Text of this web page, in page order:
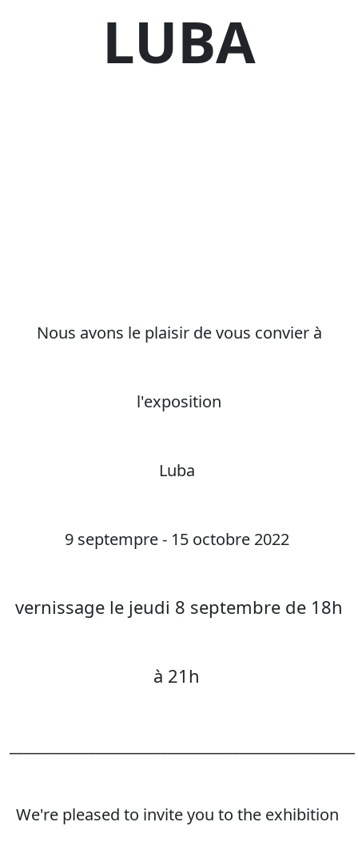
LUBA
Nous avons le plaisir de vous convier à
l'exposition
Luba
9 septempre - 15 octobre 2022
vernissage le jeudi 8 septembre de 18h
à 21h
We're pleased to invite you to the exhibition